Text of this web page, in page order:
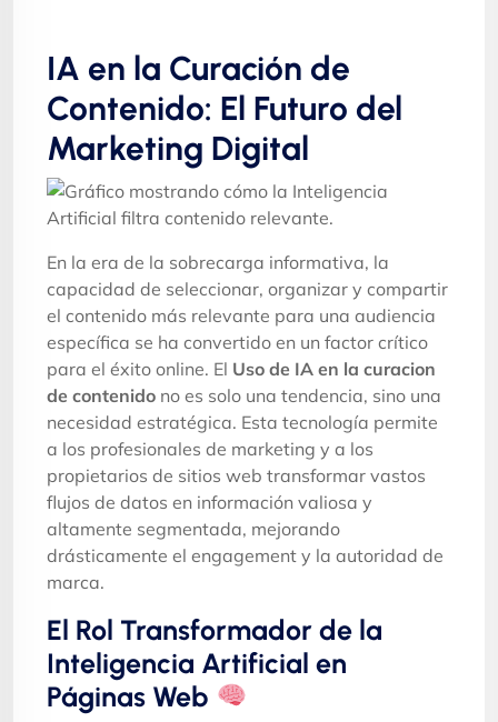
IA en la Curación de
Contenido: El Futuro del
Marketing Digital
En la era de la sobrecarga informativa, la
capacidad de seleccionar, organizar y compartir
el contenido más relevante para una audiencia
específica se ha convertido en un factor crítico
para el éxito online. El Uso de IA en la curacion
de contenido no es solo una tendencia, sino una
necesidad estratégica. Esta tecnología permite
a los profesionales de marketing y a los
propietarios de sitios web transformar vastos
flujos de datos en información valiosa y
altamente segmentada, mejorando
drásticamente el engagement y la autoridad de
marca.
El Rol Transformador de la
Inteligencia Artificial en
Páginas Web